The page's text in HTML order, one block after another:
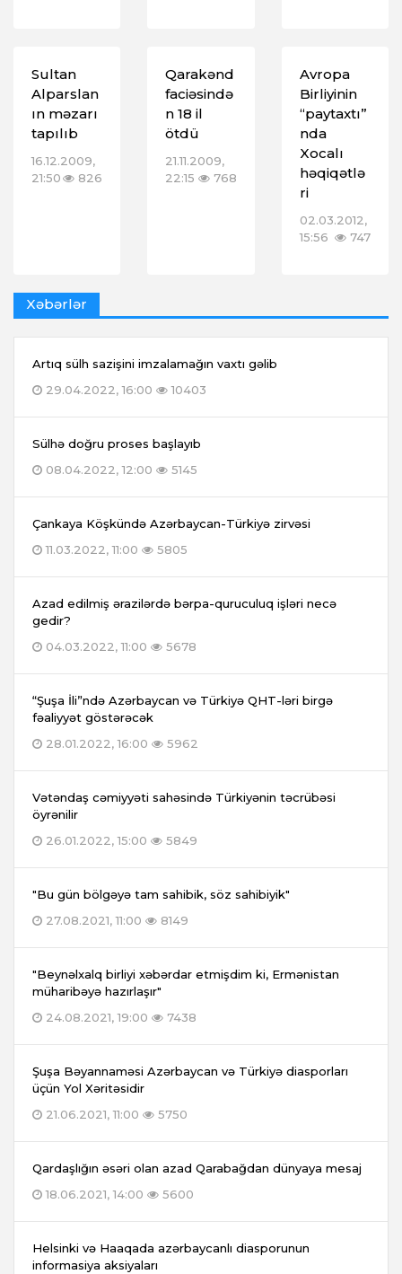
Sultan
Alparslan
ın məzarı
tapılıb
16.12.2009,
21:50
826
Qarakənd
faciəsində
n 18 il
ötdü
21.11.2009,
22:15
768
Avropa
Birliyinin
“paytaxtı”
nda
Xocalı
həqiqətlə
ri
02.03.2012,
15:56
747
Xəbərlər
Artıq sülh sazişini imzalamağın vaxtı gəlib
29.04.2022, 16:00
10403
Sülhə doğru proses başlayıb
08.04.2022, 12:00
5145
Çankaya Köşkündə Azərbaycan-Türkiyə zirvəsi
11.03.2022, 11:00
5805
Azad edilmiş ərazilərdə bərpa-quruculuq işləri necə
gedir?
04.03.2022, 11:00
5678
“Şuşa İli”ndə Azərbaycan və Türkiyə QHT-ləri birgə
fəaliyyət göstərəcək
28.01.2022, 16:00
5962
Vətəndaş cəmiyyəti sahəsində Türkiyənin təcrübəsi
öyrənilir
26.01.2022, 15:00
5849
"Bu gün bölgəyə tam sahibik, söz sahibiyik"
27.08.2021, 11:00
8149
"Beynəlxalq birliyi xəbərdar etmişdim ki, Ermənistan
müharibəyə hazırlaşır"
24.08.2021, 19:00
7438
Şuşa Bəyannaməsi Azərbaycan və Türkiyə diasporları
üçün Yol Xəritəsidir
21.06.2021, 11:00
5750
Qardaşlığın əsəri olan azad Qarabağdan dünyaya mesaj
18.06.2021, 14:00
5600
Helsinki və Haaqada azərbaycanlı diasporunun
informasiya aksiyaları